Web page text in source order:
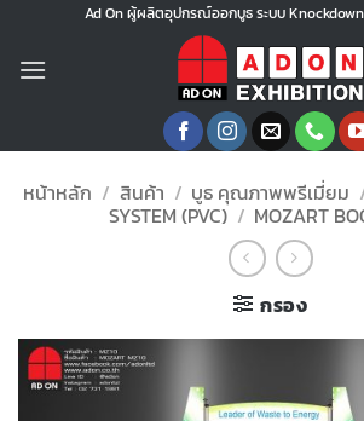
ยัง
Ad On ผู้ผลิตอุปกรณ์ออกบูธ ระบบ
หน้าหลัก / สินค้า / บูธ คุณภาพพรีเมี่ยม
SYSTEM (PVC) / MOZART
กรอง